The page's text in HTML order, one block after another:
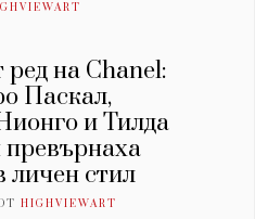
на Chanel:
Паскал,
и Тилда
личен стил
HIGHVIEWART